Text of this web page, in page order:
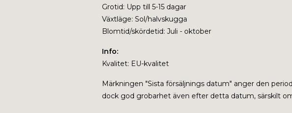
Grotid: Upp till 5-15 dagar
Växtläge: Sol/halvskugga
Blomtid/skördetid: Juli - oktober
Info:
Kvalitet: EU-kvalitet
Märkningen "Sista försäljnings datum" anger den
dock god grobarhet även efter detta datum, särskilt